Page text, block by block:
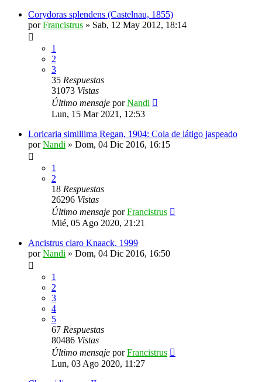
Corydoras splendens (Castelnau, 1855)
porFrancistrus » Sab, 12 May 2012, 18:14
1
2
3
35 Respuestas
31073 Vistas
Último mensaje porNandi
Lun, 15 Mar 2021, 12:53
Loricaria simillima Regan, 1904: Cola de látigo jaspeado
porNandi » Dom, 04 Dic 2016, 16:15
1
2
18 Respuestas
26296 Vistas
Último mensaje porFrancistrus
Mié, 05 Ago 2020, 21:21
Ancistrus claro Knaack, 1999
porNandi » Dom, 04 Dic 2016, 16:50
1
2
3
4
5
67 Respuestas
80486 Vistas
Último mensaje porFrancistrus
Lun, 03 Ago 2020, 11:27